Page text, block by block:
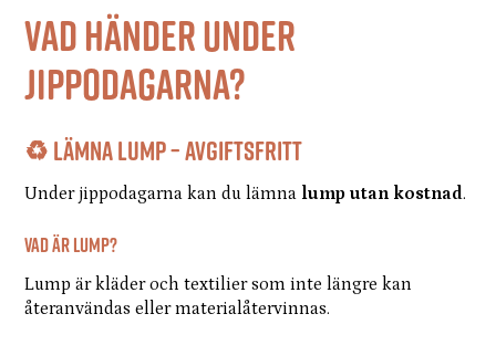
Vad händer under
jippodagarna?
♻️ Lämna lump – avgiftsfritt
Under jippodagarna kan du lämna lump utan kostnad.
Vad är lump?
Lump är kläder och textilier som inte längre kan
återanvändas eller materialåtervinnas.